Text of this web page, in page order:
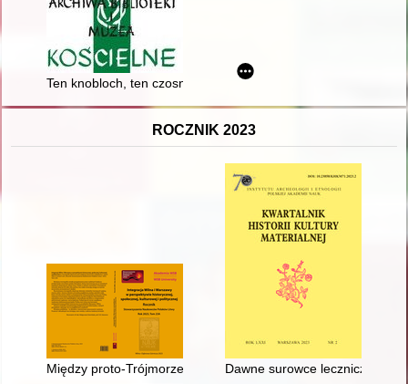
Ten knobloch, ten czosnek, czujemy go w nosie" :
ROCZNIK 2023
Między proto-Trójmorzem a neo-Jagiellonizmem : koncepcje
Dawne surowce lecznicze -